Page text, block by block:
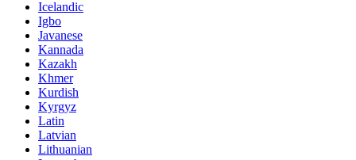
Icelandic
Igbo
Javanese
Kannada
Kazakh
Khmer
Kurdish
Kyrgyz
Latin
Latvian
Lithuanian